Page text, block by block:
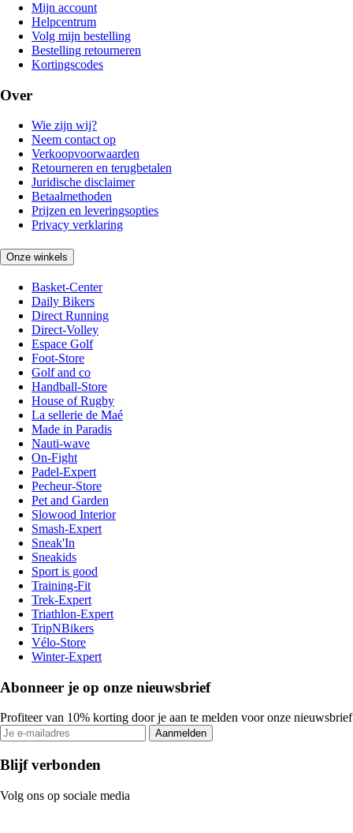
Mijn account
Helpcentrum
Volg mijn bestelling
Bestelling retourneren
Kortingscodes
Over
Wie zijn wij?
Neem contact op
Verkoopvoorwaarden
Retourneren en terugbetalen
Juridische disclaimer
Betaalmethoden
Prijzen en leveringsopties
Privacy verklaring
Onze winkels
Basket-Center
Daily Bikers
Direct Running
Direct-Volley
Espace Golf
Foot-Store
Golf and co
Handball-Store
House of Rugby
La sellerie de Maé
Made in Paradis
Nauti-wave
On-Fight
Padel-Expert
Pecheur-Store
Pet and Garden
Slowood Interior
Smash-Expert
Sneak'In
Sneakids
Sport is good
Training-Fit
Trek-Expert
Triathlon-Expert
TripNBikers
Vélo-Store
Winter-Expert
Abonneer je op onze nieuwsbrief
Profiteer van 10% korting door je aan te melden voor onze nieuwsbrief
Aanmelden
Blijf verbonden
Volg ons op sociale media